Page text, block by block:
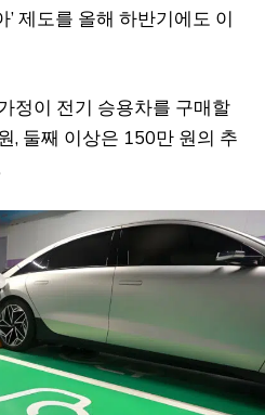
’ 제도를 올해 하반기에도 이
정이 전기 승용차를 구매할
, 둘째 이상은 150만 원의 추